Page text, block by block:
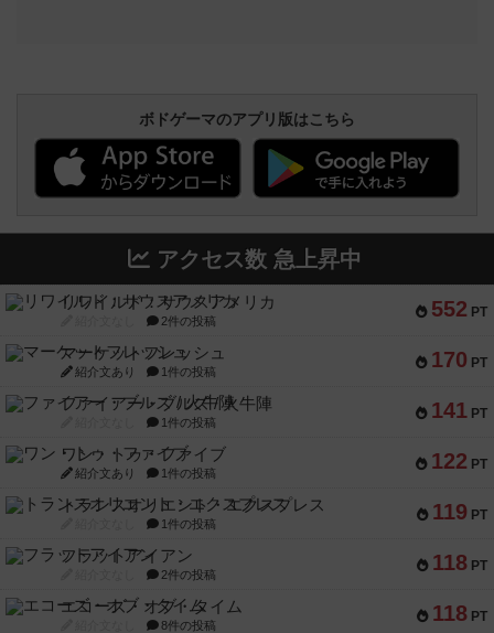
ボドゲーマのアプリ版はこちら
アクセス数 急上昇中
552 PT
リワイルド：サウスアメリカ
2件の投稿
170 PT
マーケットフレッシュ
紹介文あり 1件の投稿
141 PT
ファイアー・ブルズ / 火牛陣
1件の投稿
122 PT
ワン・トゥ・ファイブ
紹介文あり 1件の投稿
119 PT
トランスオリエント・エクスプレス
1件の投稿
118 PT
フラットアイアン
2件の投稿
118 PT
エコーズ・オブ・タイム
8件の投稿